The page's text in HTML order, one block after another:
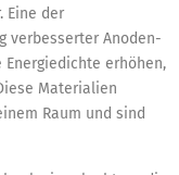
Eine der
verbesserter Anoden-
erhöhen,
Materialien
Raum und sind